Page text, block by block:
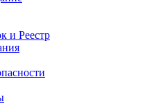
и Реестр